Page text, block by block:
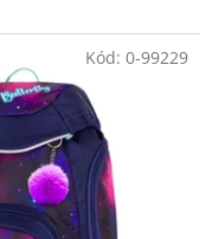
Kód: 0-99229